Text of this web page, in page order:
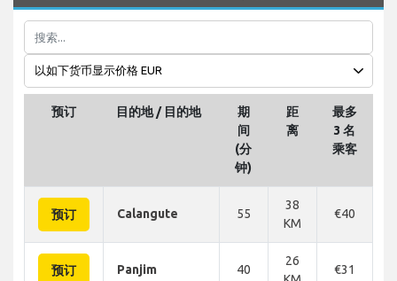
预订 目的地 / 目的地
期
间
(分
钟)
距
离
最多
3 名
乘客
预订 Calangute 55
38
KM
€40
预订 Panjim 40
26
€31